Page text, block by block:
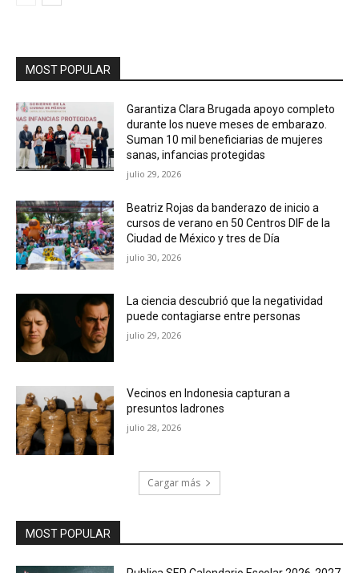
MOST POPULAR
Garantiza Clara Brugada apoyo completo
durante los nueve meses de embarazo.
Suman 10 mil beneficiarias de mujeres
sanas, infancias protegidas
julio 29, 2026
Beatriz Rojas da banderazo de inicio a
cursos de verano en 50 Centros DIF de la
Ciudad de México y tres de Día
julio 30, 2026
La ciencia descubrió que la negatividad
puede contagiarse entre personas
julio 29, 2026
Vecinos en Indonesia capturan a
presuntos ladrones
julio 28, 2026
Cargar más
MOST POPULAR